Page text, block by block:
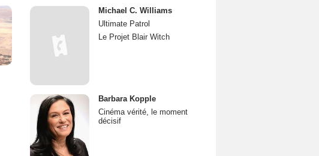
Michael C. Williams
Ultimate Patrol
Le Projet Blair Witch
Barbara Kopple
Cinéma vérité, le moment
décisif